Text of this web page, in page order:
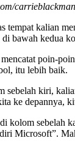
tempat kalian
di bawah kedua
poin-
itu lebih baik.
sebelah kiri,
ke depannya,
kolom sebelah
Microsoft”.